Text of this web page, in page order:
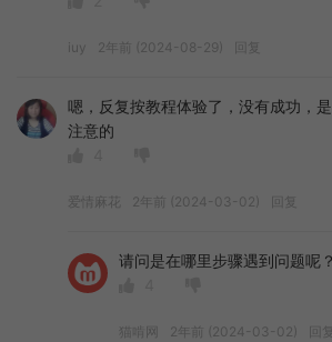
iuy 2年前 (2024-08-29) 回复
嗯，反复按教程体验了，没有成功，
注意的
爱情麻花 2年前 (2024-03-02) 回复
请问是在哪里步骤遇到问题呢？
猫啃网 2年前 (2024-03-02) 回复